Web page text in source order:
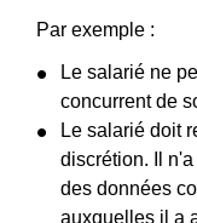
Par exemple :
Le salarié ne
concurrent de
Le salarié doit
discrétion. Il
des données
auxquelles il a